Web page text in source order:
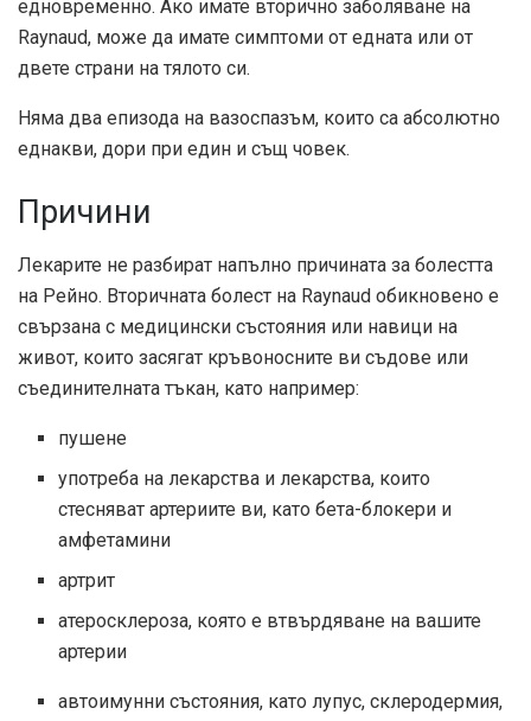
едновременно. Ако имате вторично заболяване на
Raynaud, може да имате симптоми от едната или от
двете страни на тялото си.
Няма два епизода на вазоспазъм, които са абсолютно
еднакви, дори при един и същ човек.
Причини
Лекарите не разбират напълно причината за болестта
на Рейно. Вторичната болест на Raynaud обикновено е
свързана с медицински състояния или навици на
живот, които засягат кръвоносните ви съдове или
съединителната тъкан, като например:
пушене
употреба на лекарства и лекарства, които
стесняват артериите ви, като бета-блокери и
амфетамини
артрит
атеросклероза, която е втвърдяване на вашите
артерии
автоимунни състояния, като лупус, склеродермия,